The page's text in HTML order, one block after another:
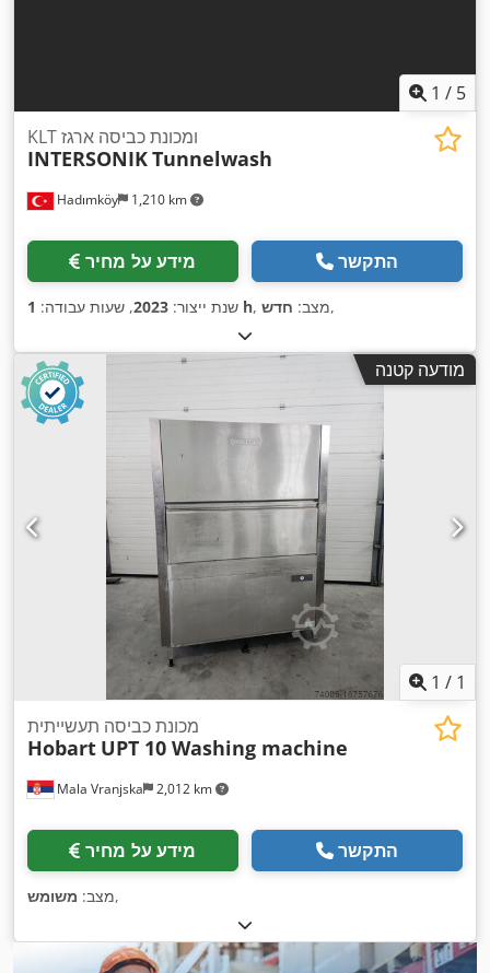
1 / 5
Hadımköy 1,210 km
KLT ומכונת כביסה ארגז
INTERSONIKTunnelwash
מידע על מחיר התקשר
שנת ייצור: 2023, שעות עבודה: 1 h , מצב: חדש ,
מודעה קטנה
1 / 1
Mala Vranjska 2,012 km
מכונת כביסה תעשייתית
Hobart UPT 10 Washing machine
מידע על מחיר התקשר
מצב: משומש ,